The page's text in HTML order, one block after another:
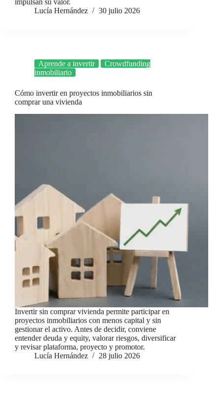
impulsan su valor.
Lucía Hernández
30 julio 2026
Aprende a invertir
Crowdfunding
inmobiliario
Cómo invertir en proyectos inmobiliarios sin
comprar una vivienda
Invertir sin comprar vivienda permite participar en
proyectos inmobiliarios con menos capital y sin
gestionar el activo. Antes de decidir, conviene
entender deuda y equity, valorar riesgos, diversificar
y revisar plataforma, proyecto y promotor.
Lucía Hernández
28 julio 2026